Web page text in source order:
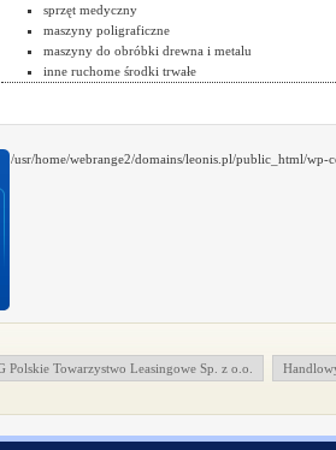
sprzęt medyczny
maszyny poligraficzne
maszyny do obróbki drewna i metalu
inne ruchome środki trwałe
/usr/home/webrange2/domains/leonis.pl/public_html/wp-
Towarzystwo Leasingowe Sp. z o.o.